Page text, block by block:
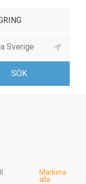
Markera
alla